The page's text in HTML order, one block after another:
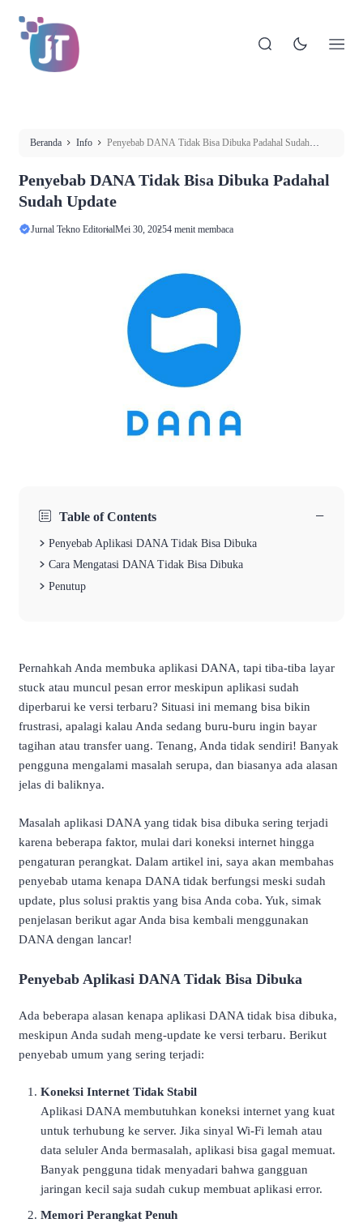
Beranda Info
Penyebab DANA Tidak Bisa Dibuka Padahal Sudah
Penyebab DANA Tidak Bisa Dibuka Padahal
Sudah Update
Jurnal Tekno EditorialMei 30, 20254 menit membaca
Table of Contents −
Penyebab Aplikasi DANA Tidak Bisa Dibuka
Cara Mengatasi DANA Tidak Bisa Dibuka
Penutup
Pernahkah Anda membuka aplikasi DANA, tapi tiba-tiba layar
stuck atau muncul pesan error meskipun aplikasi sudah
diperbarui ke versi terbaru? Situasi ini memang bisa bikin
frustrasi, apalagi kalau Anda sedang buru-buru ingin bayar
tagihan atau transfer uang. Tenang, Anda tidak sendiri! Banyak
pengguna mengalami masalah serupa, dan biasanya ada alasan
jelas di baliknya.
Masalah aplikasi DANA yang tidak bisa dibuka sering terjadi
karena beberapa faktor, mulai dari koneksi internet hingga
pengaturan perangkat. Dalam artikel ini, saya akan membahas
penyebab utama kenapa DANA tidak berfungsi meski sudah
update, plus solusi praktis yang bisa Anda coba. Yuk, simak
penjelasan berikut agar Anda bisa kembali menggunakan
DANA dengan lancar!
Penyebab Aplikasi DANA Tidak Bisa Dibuka
Ada beberapa alasan kenapa aplikasi DANA tidak bisa dibuka,
meskipun Anda sudah meng-update ke versi terbaru. Berikut
penyebab umum yang sering terjadi:
Koneksi Internet Tidak Stabil
Aplikasi DANA membutuhkan koneksi internet yang kuat
untuk terhubung ke server. Jika sinyal Wi-Fi lemah atau
data seluler Anda bermasalah, aplikasi bisa gagal memuat.
Banyak pengguna tidak menyadari bahwa gangguan
jaringan kecil saja sudah cukup membuat aplikasi error.
Memori Perangkat Penuh